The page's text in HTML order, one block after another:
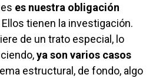
es nuestra obligación
Ellos tienen la investigación.
de un trato especial, lo
ya son varios casos
estructural, de fondo, algo